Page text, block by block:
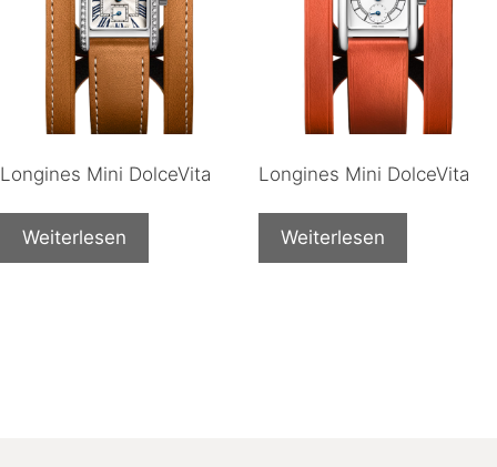
Longines Mini DolceVita
Weiterlesen
Longines Mini DolceVita
Weiterlesen